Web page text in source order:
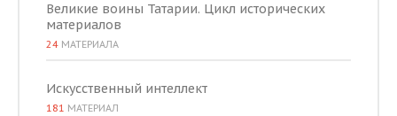
Великие воины Татарии. Цикл исторических
материалов
24 МАТЕРИАЛА
Искусственный интеллект
181 МАТЕРИАЛ